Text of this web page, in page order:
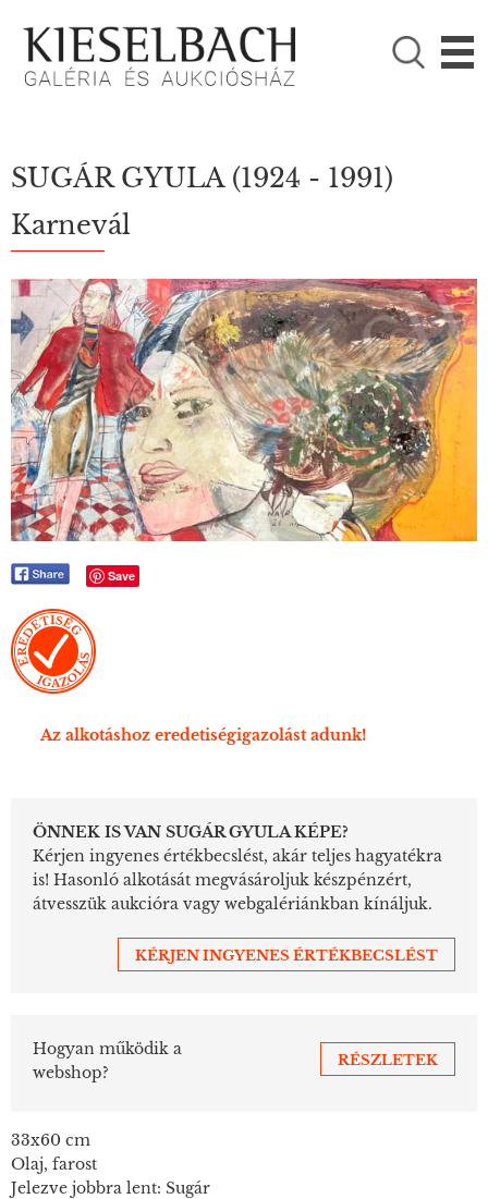

KÉRJÜK VÁLASSZON!
Festmények
SUGÁR GYULA (1924 - 1991)
Karnevál
Save
Az alkotáshoz eredetiségigazolást adunk!
ÖNNEK IS VAN SUGÁR GYULA KÉPE?
Kérjen ingyenes értékbecslést, akár teljes hagyatékra
is! Hasonló alkotását megvásároljuk készpénzért,
átvesszük aukcióra vagy webgalériánkban kínáljuk.
KÉRJEN INGYENES ÉRTÉKBECSLÉST
Hogyan működik a
webshop?
RÉSZLETEK
33x60 cm
Olaj, farost
Jelezve jobbra lent: Sugár